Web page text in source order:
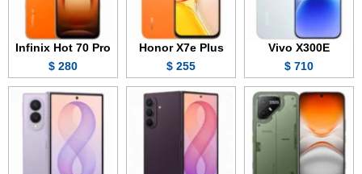
Vivo X300E
710 $
Honor X7e Plus
255 $
Infinix Hot 70 Pro
280 $